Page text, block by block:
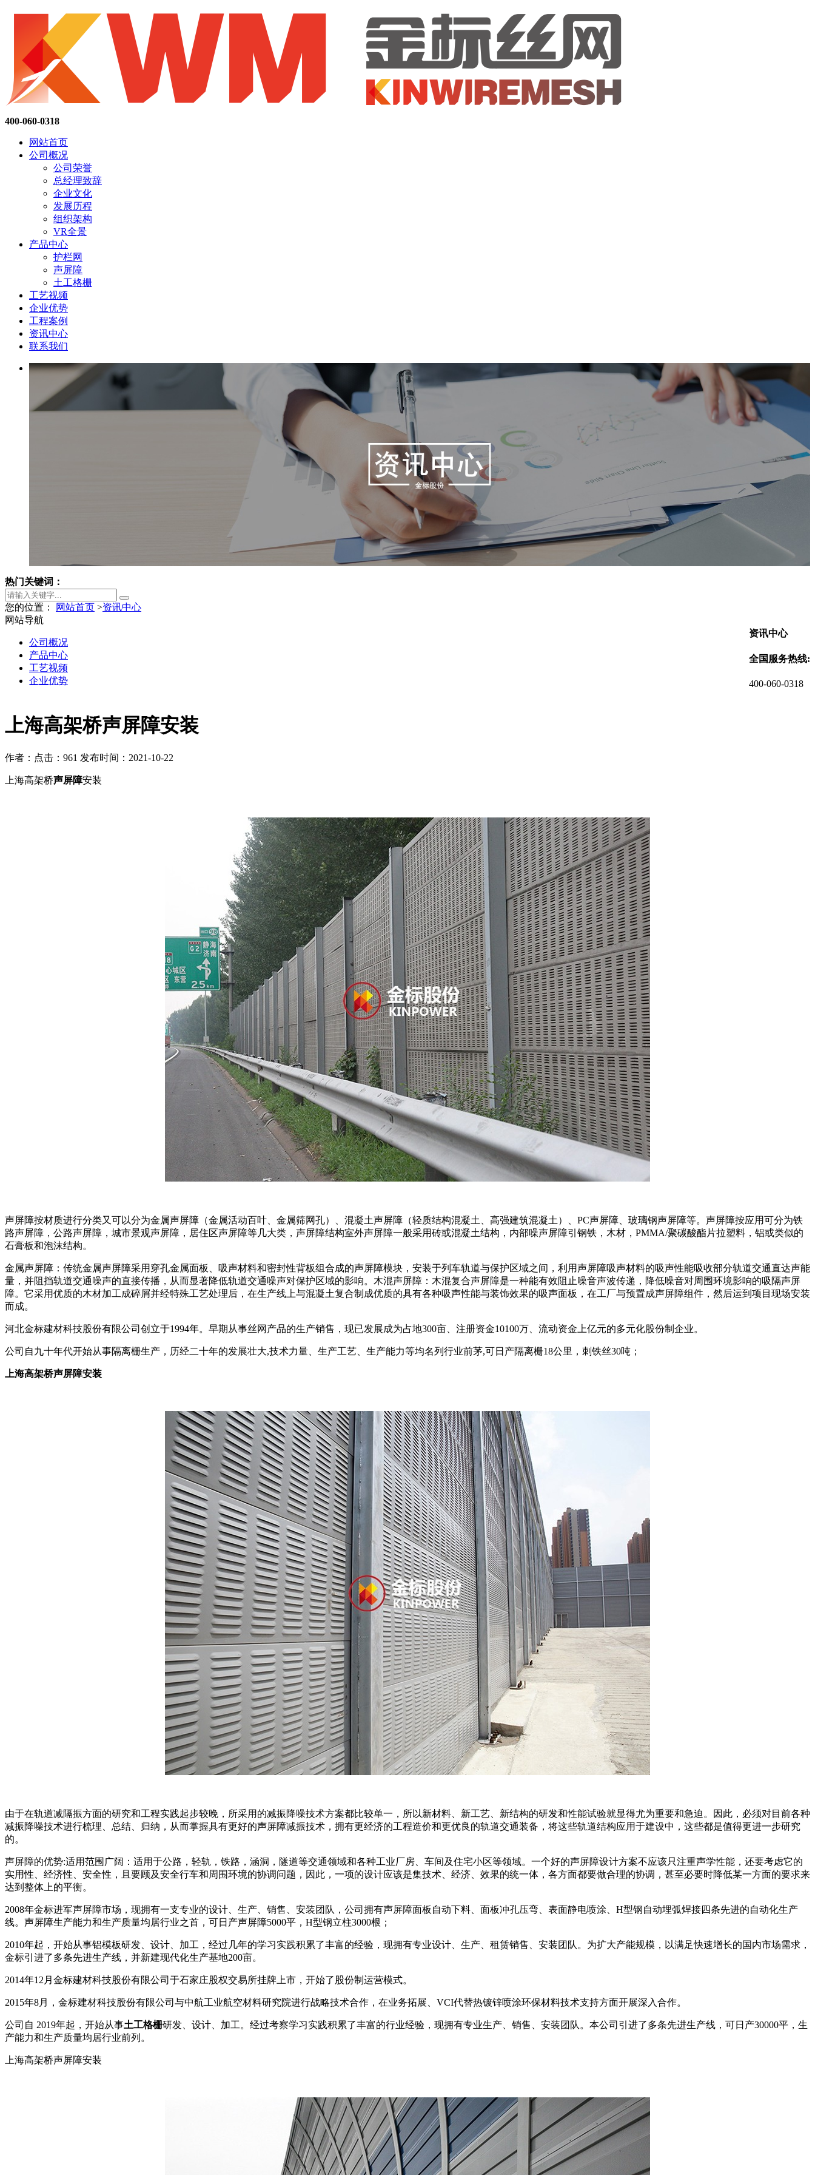
400-060-0318
网站首页
公司概况
公司荣誉
总经理致辞
企业文化
发展历程
组织架构
VR全景
产品中心
护栏网
声屏障
土工格栅
工艺视频
企业优势
工程案例
资讯中心
联系我们
热门关键词：
您的位置： 网站首页 >资讯中心
资讯中心
全国服务热线:
400-060-0318
上海高架桥声屏障安装
作者： 点击：961 发布时间：2021-10-22
上海高架桥声屏障安装
声屏障按材质进行分类又可以分为金属声屏障（金属活动百叶、金属筛网孔）、混凝土声屏障（轻质结构混凝土、高强建筑混凝土）、PC声屏障、玻璃钢声屏障等。声屏障按应用可分为铁
路声屏障，公路声屏障，城市景观声屏障，居住区声屏障等几大类，声屏障结构室外声屏障一般采用砖或混凝土结构，内部噪声屏障引钢铁，木材，PMMA/聚碳酸酯片拉塑料，铝或类似的
石膏板和泡沫结构。
金属声屏障：传统金属声屏障采用穿孔金属面板、吸声材料和密封性背板组合成的声屏障模块，安装于列车轨道与保护区域之间，利用声屏障吸声材料的吸声性能吸收部分轨道交通直达声能
量，并阻挡轨道交通噪声的直接传播，从而显著降低轨道交通噪声对保护区域的影响。木混声屏障：木混复合声屏障是一种能有效阻止噪音声波传递，降低噪音对周围环境影响的吸隔声屏
障。它采用优质的木材加工成碎屑并经特殊工艺处理后，在生产线上与混凝土复合制成优质的具有各种吸声性能与装饰效果的吸声面板，在工厂与预置成声屏障组件，然后运到项目现场安装
而成。
河北金标建材科技股份有限公司创立于1994年。早期从事丝网产品的生产销售，现已发展成为占地300亩、注册资金10100万、流动资金上亿元的多元化股份制企业。
公司自九十年代开始从事隔离栅生产，历经二十年的发展壮大,技术力量、生产工艺、生产能力等均名列行业前茅,可日产隔离栅18公里，刺铁丝30吨；
上海高架桥声屏障安装
由于在轨道减隔振方面的研究和工程实践起步较晚，所采用的减振降噪技术方案都比较单一，所以新材料、新工艺、新结构的研发和性能试验就显得尤为重要和急迫。因此，必须对目前各种
减振降噪技术进行梳理、总结、归纳，从而掌握具有更好的声屏障减振技术，拥有更经济的工程造价和更优良的轨道交通装备，将这些轨道结构应用于建设中，这些都是值得更进一步研究
的。
声屏障的优势:适用范围广阔：适用于公路，轻轨，铁路，涵洞，隧道等交通领域和各种工业厂房、车间及住宅小区等领域。一个好的声屏障设计方案不应该只注重声学性能，还要考虑它的
实用性、经济性、安全性，且要顾及安全行车和周围环境的协调问题，因此，一项的设计应该是集技术、经济、效果的统一体，各方面都要做合理的协调，甚至必要时降低某一方面的要求来
达到整体上的平衡。
2008年金标进军声屏障市场，现拥有一支专业的设计、生产、销售、安装团队，公司拥有声屏障面板自动下料、面板冲孔压弯、表面静电喷涂、H型钢自动埋弧焊接四条先进的自动化生产
线。声屏障生产能力和生产质量均居行业之首，可日产声屏障5000平，H型钢立柱3000根；
2010年起，开始从事铝模板研发、设计、加工，经过几年的学习实践积累了丰富的经验，现拥有专业设计、生产、租赁销售、安装团队。为扩大产能规模，以满足快速增长的国内市场需求，
金标引进了多条先进生产线，并新建现代化生产基地200亩。
2014年12月金标建材科技股份有限公司于石家庄股权交易所挂牌上市，开始了股份制运营模式。
2015年8月，金标建材科技股份有限公司与中航工业航空材料研究院进行战略技术合作，在业务拓展、VCI代替热镀锌喷涂环保材料技术支持方面开展深入合作。
公司自 2019年起，开始从事土工格栅研发、设计、加工。经过考察学习实践积累了丰富的行业经验，现拥有专业生产、销售、安装团队。本公司引进了多条先进生产线，可日产30000平，生
产能力和生产质量均居行业前列。
上海高架桥声屏障安装
网站导航
公司概况
产品中心
工艺视频
企业优势